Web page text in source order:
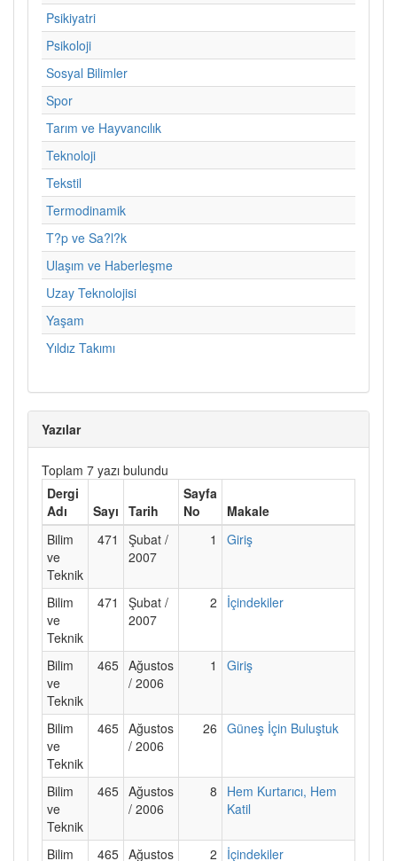
Psikiyatri
Psikoloji
Sosyal Bilimler
Spor
Tarım ve Hayvancılık
Teknoloji
Tekstil
Termodinamik
T?p ve Sa?l?k
Ulaşım ve Haberleşme
Uzay Teknolojisi
Yaşam
Yıldız Takımı
Yazılar
Toplam 7 yazı bulundu
Dergi
Adı
Sayı Tarih
Sayfa
No
Makale
Bilim
ve
Teknik
471
Şubat /
2007
1 Giriş
Bilim
ve
Teknik
471
Şubat /
2007
2 İçindekiler
Bilim
ve
Teknik
465 Ağustos
/ 2006
1 Giriş
Bilim
ve
Teknik
465 Ağustos
/ 2006
26 Güneş İçin Buluştuk
Bilim
ve
Teknik
465 Ağustos
/ 2006
8
Hem Kurtarıcı, Hem
Katil
Bilim 465 Ağustos 2 İçindekiler